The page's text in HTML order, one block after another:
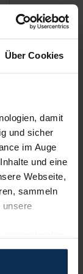
Über Cookies
damit
und sicher
im Auge
und eine
Webseite,
sammeln
unsere
zu
Mercedes-
Diesel
Manuell
ab539
Leasing inkl. MwSt.
60
Monate •
Anzahlung